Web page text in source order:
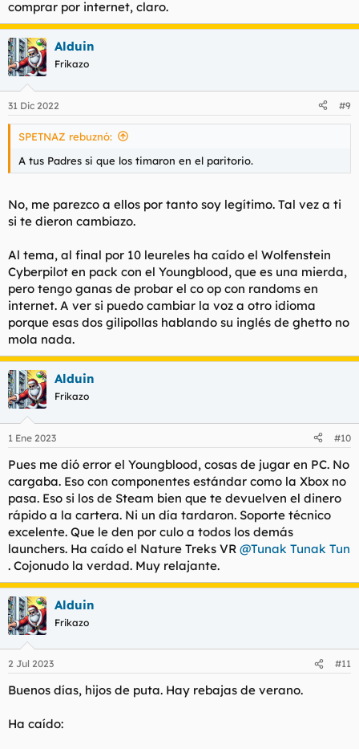
comprar por internet, claro.
Alduin
Frikazo
31 Dic 2022 #9
SPETNAZ rebuznó:
A tus Padres si que los timaron en el paritorio.
No, me parezco a ellos por tanto soy legítimo. Tal vez a ti
si te dieron cambiazo.
Al tema, al final por 10 leureles ha caído el Wolfenstein
Cyberpilot en pack con el Youngblood, que es una mierda,
pero tengo ganas de probar el co op con randoms en
internet. A ver si puedo cambiar la voz a otro idioma
porque esas dos gilipollas hablando su inglés de ghetto no
mola nada.
Alduin
Frikazo
1 Ene 2023 #10
Pues me dió error el Youngblood, cosas de jugar en PC. No
cargaba. Eso con componentes estándar como la Xbox no
pasa. Eso si los de Steam bien que te devuelven el dinero
rápido a la cartera. Ni un día tardaron. Soporte técnico
excelente. Que le den por culo a todos los demás
launchers. Ha caído el Nature Treks VR @Tunak Tunak Tun
. Cojonudo la verdad. Muy relajante.
Alduin
Frikazo
2 Jul 2023 #11
Buenos días, hijos de puta. Hay rebajas de verano.
Ha caído: